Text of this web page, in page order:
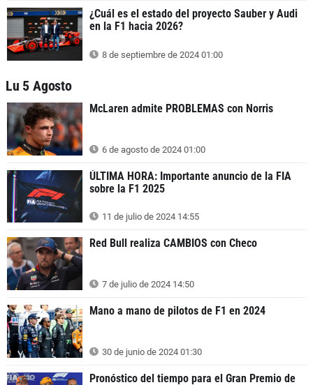
¿Cuál es el estado del proyecto Sauber y Audi
en la F1 hacia 2026?
8 de septiembre de 2024 01:00
Lu 5 Agosto
McLaren admite PROBLEMAS con Norris
6 de agosto de 2024 01:00
ÚLTIMA HORA: Importante anuncio de la FIA
sobre la F1 2025
11 de julio de 2024 14:55
Red Bull realiza CAMBIOS con Checo
7 de julio de 2024 14:50
Mano a mano de pilotos de F1 en 2024
30 de junio de 2024 01:30
Pronóstico del tiempo para el Gran Premio de